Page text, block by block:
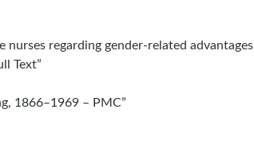
nurses regarding gender-related advantages
Text”
1866–1969 – PMC”